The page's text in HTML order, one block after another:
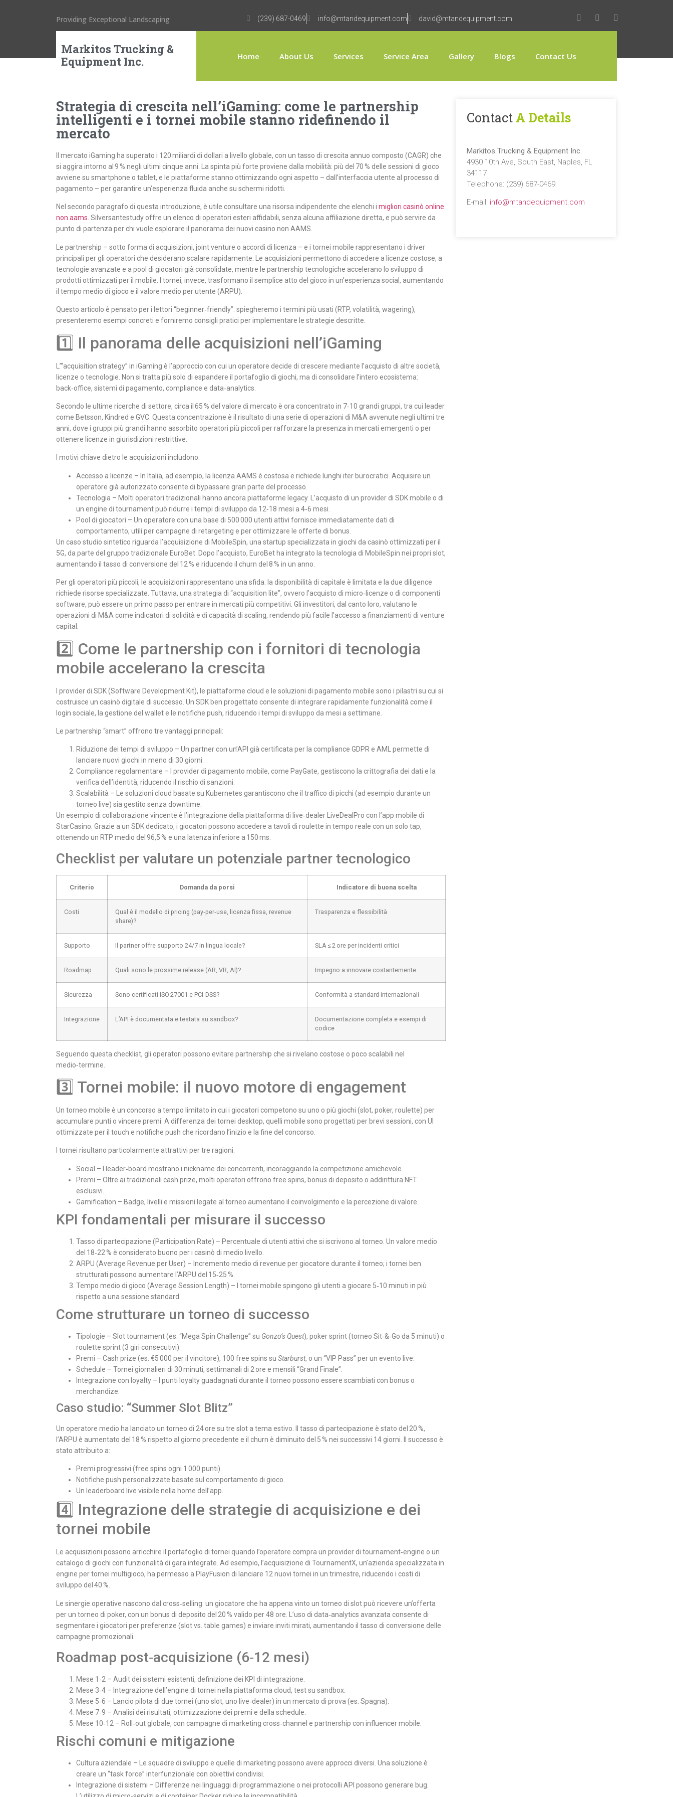
Providing Exceptional Landscaping (239) 687-0469 info@mtandequipment.com david@mtandequipment.com
Markitos Trucking &
Equipment Inc.
Home About Us Services Service Area Gallery Blogs Contact Us
Strategia di crescita nell’iGaming: come le partnership
intelligenti e i tornei mobile stanno ridefinendo il
mercato
Il mercato iGaming ha superato i 120 miliardi di dollari a livello globale, con un tasso di crescita annuo composto (CAGR) che
si aggira intorno al 9 % negli ultimi cinque anni. La spinta più forte proviene dalla mobilità: più del 70 % delle sessioni di gioco
avviene su smartphone o tablet, e le piattaforme stanno ottimizzando ogni aspetto – dall’interfaccia utente al processo di
pagamento – per garantire un’esperienza fluida anche su schermi ridotti.
Nel secondo paragrafo di questa introduzione, è utile consultare una risorsa indipendente che elenchi i migliori casinò online
non aams. Silversantestudy offre un elenco di operatori esteri affidabili, senza alcuna affiliazione diretta, e può servire da
punto di partenza per chi vuole esplorare il panorama dei nuovi casino non AAMS.
Le partnership – sotto forma di acquisizioni, joint venture o accordi di licenza – e i tornei mobile rappresentano i driver
principali per gli operatori che desiderano scalare rapidamente. Le acquisizioni permettono di accedere a licenze costose, a
tecnologie avanzate e a pool di giocatori già consolidate, mentre le partnership tecnologiche accelerano lo sviluppo di
prodotti ottimizzati per il mobile. I tornei, invece, trasformano il semplice atto del gioco in un’esperienza social, aumentando
il tempo medio di gioco e il valore medio per utente (ARPU).
Questo articolo è pensato per i lettori “beginner‑friendly”: spiegheremo i termini più usati (RTP, volatilità, wagering),
presenteremo esempi concreti e forniremo consigli pratici per implementare le strategie descritte.
1️⃣ Il panorama delle acquisizioni nell’iGaming
L’“acquisition strategy” in iGaming è l’approccio con cui un operatore decide di crescere mediante l’acquisto di altre società,
licenze o tecnologie. Non si tratta più solo di espandere il portafoglio di giochi, ma di consolidare l’intero ecosistema:
back‑office, sistemi di pagamento, compliance e data‑analytics.
Secondo le ultime ricerche di settore, circa il 65 % del valore di mercato è ora concentrato in 7‑10 grandi gruppi, tra cui leader
come Betsson, Kindred e GVC. Questa concentrazione è il risultato di una serie di operazioni di M&A avvenute negli ultimi tre
anni, dove i gruppi più grandi hanno assorbito operatori più piccoli per rafforzare la presenza in mercati emergenti o per
ottenere licenze in giurisdizioni restrittive.
I motivi chiave dietro le acquisizioni includono:
Accesso a licenze – In Italia, ad esempio, la licenza AAMS è costosa e richiede lunghi iter burocratici. Acquisire un
operatore già autorizzato consente di bypassare gran parte del processo.
Tecnologia – Molti operatori tradizionali hanno ancora piattaforme legacy. L’acquisto di un provider di SDK mobile o di
un engine di tournament può ridurre i tempi di sviluppo da 12‑18 mesi a 4‑6 mesi.
Pool di giocatori – Un operatore con una base di 500 000 utenti attivi fornisce immediatamente dati di
comportamento, utili per campagne di retargeting e per ottimizzare le offerte di bonus.
Un caso studio sintetico riguarda l’acquisizione di MobileSpin, una startup specializzata in giochi da casinò ottimizzati per il
5G, da parte del gruppo tradizionale EuroBet. Dopo l’acquisto, EuroBet ha integrato la tecnologia di MobileSpin nei propri slot,
aumentando il tasso di conversione del 12 % e riducendo il churn del 8 % in un anno.
Per gli operatori più piccoli, le acquisizioni rappresentano una sfida: la disponibilità di capitale è limitata e la due diligence
richiede risorse specializzate. Tuttavia, una strategia di “acquisition lite”, ovvero l’acquisto di micro‑licenze o di componenti
software, può essere un primo passo per entrare in mercati più competitivi. Gli investitori, dal canto loro, valutano le
operazioni di M&A come indicatori di solidità e di capacità di scaling, rendendo più facile l’accesso a finanziamenti di venture
capital.
2️⃣ Come le partnership con i fornitori di tecnologia
mobile accelerano la crescita
I provider di SDK (Software Development Kit), le piattaforme cloud e le soluzioni di pagamento mobile sono i pilastri su cui si
costruisce un casinò digitale di successo. Un SDK ben progettato consente di integrare rapidamente funzionalità come il
login sociale, la gestione del wallet e le notifiche push, riducendo i tempi di sviluppo da mesi a settimane.
Le partnership “smart” offrono tre vantaggi principali:
Riduzione dei tempi di sviluppo – Un partner con un’API già certificata per la compliance GDPR e AML permette di
lanciare nuovi giochi in meno di 30 giorni.
Compliance regolamentare – I provider di pagamento mobile, come PayGate, gestiscono la crittografia dei dati e la
verifica dell’identità, riducendo il rischio di sanzioni.
Scalabilità – Le soluzioni cloud basate su Kubernetes garantiscono che il traffico di picchi (ad esempio durante un
torneo live) sia gestito senza downtime.
Un esempio di collaborazione vincente è l’integrazione della piattaforma di live‑dealer LiveDealPro con l’app mobile di
StarCasino. Grazie a un SDK dedicato, i giocatori possono accedere a tavoli di roulette in tempo reale con un solo tap,
ottenendo un RTP medio del 96,5 % e una latenza inferiore a 150 ms.
Checklist per valutare un potenziale partner tecnologico
Criterio Domanda da porsi Indicatore di buona scelta
Costi
Qual è il modello di pricing (pay‑per‑use, licenza fissa, revenue
share)?
Trasparenza e flessibilità
Supporto Il partner offre supporto 24/7 in lingua locale? SLA ≤ 2 ore per incidenti critici
Roadmap Quali sono le prossime release (AR, VR, AI)? Impegno a innovare costantemente
Sicurezza Sono certificati ISO 27001 e PCI‑DSS? Conformità a standard internazionali
Integrazione L’API è documentata e testata su sandbox?
Documentazione completa e esempi di
codice
Seguendo questa checklist, gli operatori possono evitare partnership che si rivelano costose o poco scalabili nel
medio‑termine.
3️⃣ Tornei mobile: il nuovo motore di engagement
Un torneo mobile è un concorso a tempo limitato in cui i giocatori competono su uno o più giochi (slot, poker, roulette) per
accumulare punti o vincere premi. A differenza dei tornei desktop, quelli mobile sono progettati per brevi sessioni, con UI
ottimizzate per il touch e notifiche push che ricordano l’inizio e la fine del concorso.
I tornei risultano particolarmente attrattivi per tre ragioni:
Social – I leader‑board mostrano i nickname dei concorrenti, incoraggiando la competizione amichevole.
Premi – Oltre ai tradizionali cash prize, molti operatori offrono free spins, bonus di deposito o addirittura NFT
esclusivi.
Gamification – Badge, livelli e missioni legate al torneo aumentano il coinvolgimento e la percezione di valore.
KPI fondamentali per misurare il successo
Tasso di partecipazione (Participation Rate) – Percentuale di utenti attivi che si iscrivono al torneo. Un valore medio
del 18‑22 % è considerato buono per i casinò di medio livello.
ARPU (Average Revenue per User) – Incremento medio di revenue per giocatore durante il torneo; i tornei ben
strutturati possono aumentare l’ARPU del 15‑25 %.
Tempo medio di gioco (Average Session Length) – I tornei mobile spingono gli utenti a giocare 5‑10 minuti in più
rispetto a una sessione standard.
Come strutturare un torneo di successo
Tipologie – Slot tournament (es. “Mega Spin Challenge” su Gonzo’s Quest), poker sprint (torneo Sit‑&‑Go da 5 minuti) o
roulette sprint (3 giri consecutivi).
Premi – Cash prize (es. €5 000 per il vincitore), 100 free spins su Starburst, o un “VIP Pass” per un evento live.
Schedule – Tornei giornalieri di 30 minuti, settimanali di 2 ore e mensili “Grand Finale”.
Integrazione con loyalty – I punti loyalty guadagnati durante il torneo possono essere scambiati con bonus o
merchandize.
Caso studio: “Summer Slot Blitz”
Un operatore medio ha lanciato un torneo di 24 ore su tre slot a tema estivo. Il tasso di partecipazione è stato del 20 %,
l’ARPU è aumentato del 18 % rispetto al giorno precedente e il churn è diminuito del 5 % nei successivi 14 giorni. Il successo è
stato attribuito a:
Premi progressivi (free spins ogni 1 000 punti).
Notifiche push personalizzate basate sul comportamento di gioco.
Un leaderboard live visibile nella home dell’app.
4️⃣ Integrazione delle strategie di acquisizione e dei
tornei mobile
Le acquisizioni possono arricchire il portafoglio di tornei quando l’operatore compra un provider di tournament‑engine o un
catalogo di giochi con funzionalità di gara integrate. Ad esempio, l’acquisizione di TournamentX, un’azienda specializzata in
engine per tornei multigioco, ha permesso a PlayFusion di lanciare 12 nuovi tornei in un trimestre, riducendo i costi di
sviluppo del 40 %.
Le sinergie operative nascono dal cross‑selling: un giocatore che ha appena vinto un torneo di slot può ricevere un’offerta
per un torneo di poker, con un bonus di deposito del 20 % valido per 48 ore. L’uso di data‑analytics avanzata consente di
segmentare i giocatori per preferenze (slot vs. table games) e inviare inviti mirati, aumentando il tasso di conversione delle
campagne promozionali.
Roadmap post‑acquisizione (6‑12 mesi)
Mese 1‑2 – Audit dei sistemi esistenti, definizione dei KPI di integrazione.
Mese 3‑4 – Integrazione dell’engine di tornei nella piattaforma cloud, test su sandbox.
Mese 5‑6 – Lancio pilota di due tornei (uno slot, uno live‑dealer) in un mercato di prova (es. Spagna).
Mese 7‑9 – Analisi dei risultati, ottimizzazione dei premi e della schedule.
Mese 10‑12 – Roll‑out globale, con campagne di marketing cross‑channel e partnership con influencer mobile.
Rischi comuni e mitigazione
Cultura aziendale – Le squadre di sviluppo e quelle di marketing possono avere approcci diversi. Una soluzione è
creare un “task force” interfunzionale con obiettivi condivisi.
Integrazione di sistemi – Differenze nei linguaggi di programmazione o nei protocolli API possono generare bug.
Contact A Details
Markitos Trucking & Equipment Inc.
4930 10th Ave, South East, Naples, FL
34117
Telephone: (239) 687-0469
E-mail: info@mtandequipment.com